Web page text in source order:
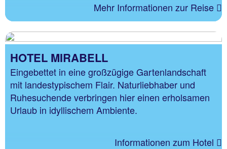
Mehr Informationen zur Reise
HOTEL MIRABELL
Eingebettet in eine großzügige Gartenlandschaft
mit landestypischem Flair. Naturliebhaber und
Ruhesuchende verbringen hier einen erholsamen
Urlaub in idyllischem Ambiente.
Informationen zum Hotel